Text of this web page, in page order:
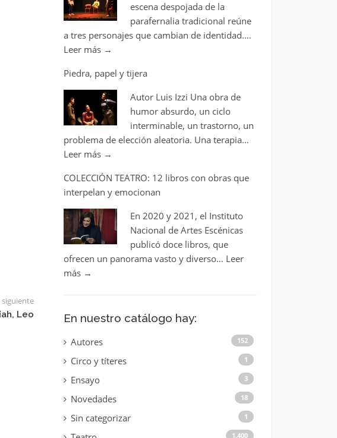
Leo
escena despojada de la
parafernalia tradicional reúne
a tres personajes que cambian de identidad.…
Leer más →
Piedra, papel y tijera
Autor Luis Izzi Una obra de
humor absurdo, un ciclo
interminable, un trastorno, un
problema de elección aleatoria. Una terapia…
Leer más →
COLECCIÓN TEATRO: 12 libros con obras que
interpelan y emocionan
En 2020 y 2021, el Instituto
Nacional de Artes Escénicas
publicó doce libros, que
ofrecen un panorama vasto y diverso… Leer
más →
En nuestro catálogo hay:
Autores 152
Circo y títeres 1
Ensayo 3
Novedades 18
Sin categorizar 1
1.400